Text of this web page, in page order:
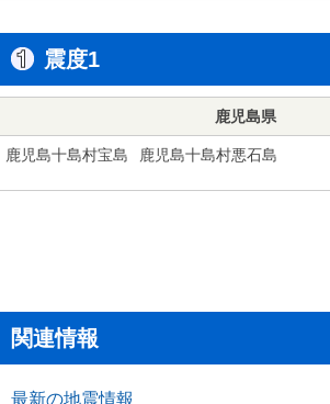
震度1
鹿児島県
鹿児島十島村宝島 鹿児島十島村悪石島
関連情報
最新の地震情報